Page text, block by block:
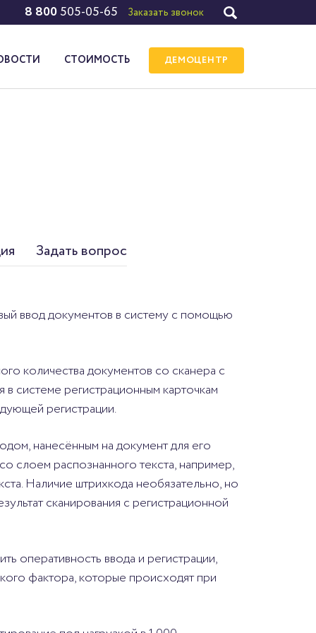
8 800505-05-65 Заказать звонок
СТОИМОСТЬ ДЕМОЦЕНТР
Задать вопрос
ввод документов в систему с помощью
количества документов со сканера с
системе регистрационным карточкам
регистрации.
нанесённым на документ для его
слоем распознанного текста, например,
Наличие штрихкода необязательно, но
сканирования с регистрационной
оперативность ввода и регистрации,
фактора, которые происходят при